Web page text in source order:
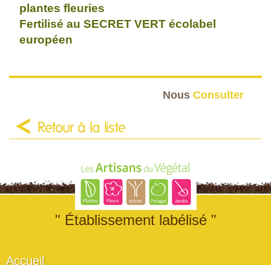
plantes fleuries
Fertilisé au SECRET VERT écolabel
européen
Nous Consulter
Retour à la liste
" Établissement labélisé "
Accueil